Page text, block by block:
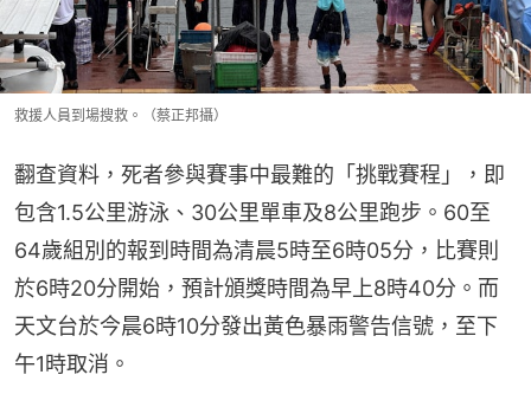
救援人員到場搜救。（蔡正邦攝）
翻查資料，死者參與賽事中最難的「挑戰賽程」，即
包含1.5公里游泳、30公里單車及8公里跑步。60至
64歲組別的報到時間為清晨5時至6時05分，比賽則
於6時20分開始，預計頒獎時間為早上8時40分。而
天文台於今晨6時10分發出黃色暴雨警告信號，至下
午1時取消。